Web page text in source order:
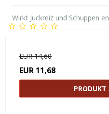
Wirkt Juckreiz und Schuppen
EUR 14,60
EUR 11,68
PRODUKT